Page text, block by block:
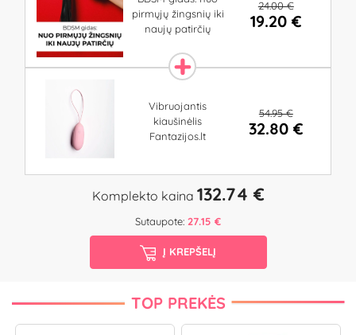
pirmųjų žingsnių iki
naujų patirčių
24.00 €
19.20 €
Vibruojantis
kiaušinėlis
Fantazijos.lt
54.95 €
32.80 €
Komplekto kaina 132.74 €
Sutaupote: 27.15 €
Į KREPŠELĮ
TOP PREKĖS